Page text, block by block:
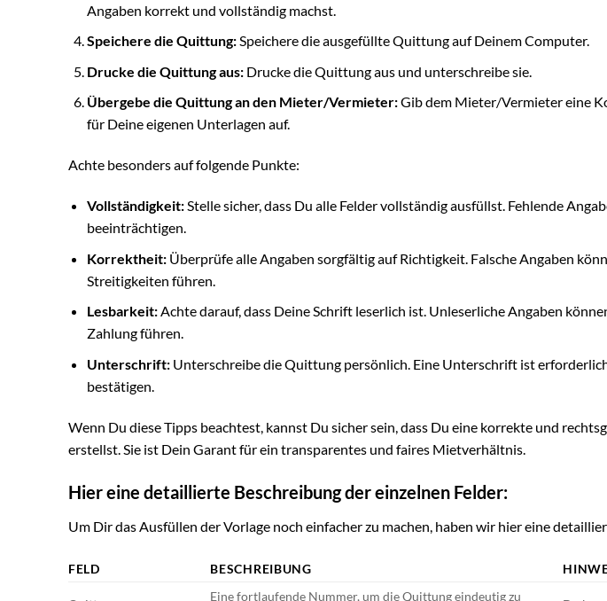
Angaben korrekt und vollständig machst.
Speichere die Quittung:Speichere die ausgefüllte Quittung auf Deinem Computer.
Drucke die Quittung aus:Drucke die Quittung aus und unterschreibe sie.
Übergebe die Quittung an den Mieter/Vermieter:Gib dem Mieter/Vermieter eine
für Deine eigenen Unterlagen auf.
Achte besonders auf folgende Punkte:
Vollständigkeit:Stelle sicher, dass Du alle Felder vollständig ausfüllst. Fehlende
beeinträchtigen.
Korrektheit:Überprüfe alle Angaben sorgfältig auf Richtigkeit. Falsche Angaben
Streitigkeiten führen.
Lesbarkeit:Achte darauf, dass Deine Schrift leserlich ist. Unleserliche Angaben
Zahlung führen.
Unterschrift:Unterschreibe die Quittung persönlich. Eine Unterschrift ist
bestätigen.
Wenn Du diese Tipps beachtest, kannst Du sicher sein, dass Du eine korrekte und
erstellst. Sie ist Dein Garant für ein transparentes und faires Mietverhältnis.
Hier eine detaillierte Beschreibung der einzelnen Felder:
Um Dir das Ausfüllen der Vorlage noch einfacher zu machen, haben wir hier eine
FELD BESCHREIBUNG
Eine fortlaufende Nummer, um die Quittung eindeutig zu